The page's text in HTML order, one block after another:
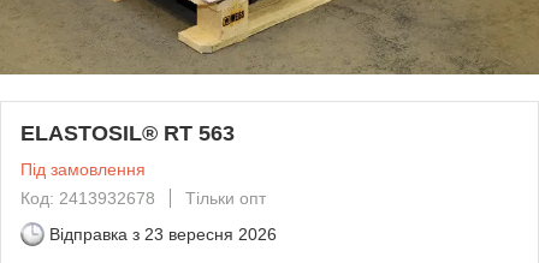
ELASTOSIL® RT 563
Під замовлення
Код: 2413932678
Тільки опт
Відправка з 23 вересня 2026